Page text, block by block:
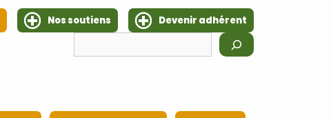
Nos soutiens
Devenir adhérent